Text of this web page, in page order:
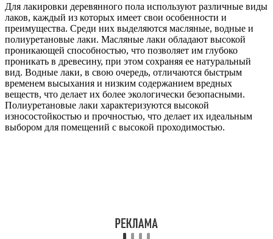
Для лакировки деревянного пола используют различные виды
лаков, каждый из которых имеет свои особенности и
преимущества. Среди них выделяются масляные, водные и
полиуретановые лаки. Масляные лаки обладают высокой
проникающей способностью, что позволяет им глубоко
проникать в древесину, при этом сохраняя ее натуральный
вид. Водные лаки, в свою очередь, отличаются быстрым
временем высыхания и низким содержанием вредных
веществ, что делает их более экологически безопасными.
Полиуретановые лаки характеризуются высокой
износостойкостью и прочностью, что делает их идеальным
выбором для помещений с высокой проходимостью.